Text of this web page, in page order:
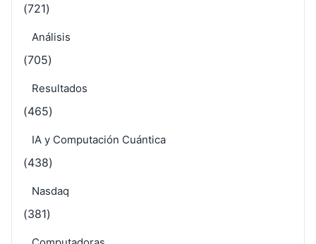
(721)
Análisis
(705)
Resultados
(465)
IA y Computación Cuántica
(438)
Nasdaq
(381)